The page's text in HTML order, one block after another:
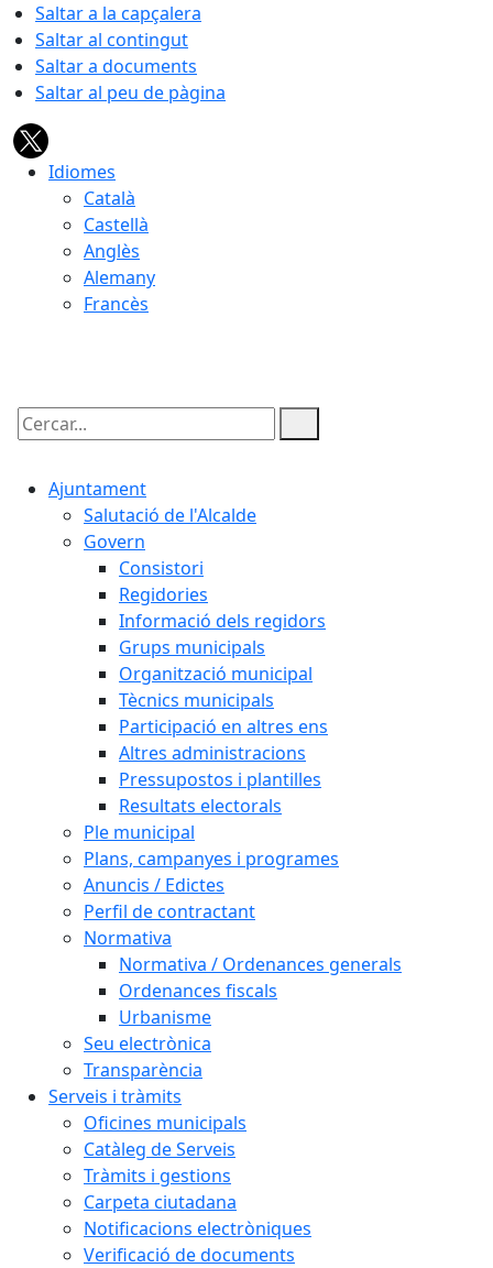
Saltar a la capçalera
Saltar al contingut
Saltar a documents
Saltar al peu de pàgina
Idiomes
Català
Castellà
Anglès
Alemany
Francès
Cercar:
Ajuntament
Salutació de l'Alcalde
Govern
Consistori
Regidories
Informació dels regidors
Grups municipals
Organització municipal
Tècnics municipals
Participació en altres ens
Altres administracions
Pressupostos i plantilles
Resultats electorals
Ple municipal
Plans, campanyes i programes
Anuncis / Edictes
Perfil de contractant
Normativa
Normativa / Ordenances generals
Ordenances fiscals
Urbanisme
Seu electrònica
Transparència
Serveis i tràmits
Oficines municipals
Catàleg de Serveis
Tràmits i gestions
Carpeta ciutadana
Notificacions electròniques
Verificació de documents